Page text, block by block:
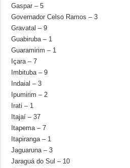
Gaspar – 5
Governador Celso Ramos – 3
Gravatal – 9
Guabiruba – 1
Guaramirim – 1
Içara – 7
Imbituba – 9
Indaial – 3
Ipumirim – 2
Irati – 1
Itajaí – 37
Itapema – 7
Itapiranga – 1
Jaguaruna – 3
Jaraguá do Sul – 10